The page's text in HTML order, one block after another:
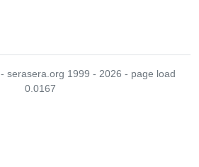
- serasera.org 1999 - 2026 - page load
0.0167